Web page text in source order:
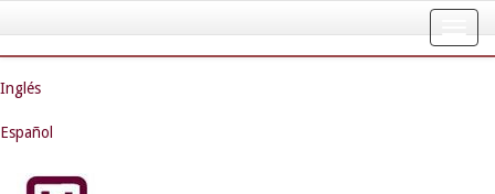
navigation
Inglés
Español